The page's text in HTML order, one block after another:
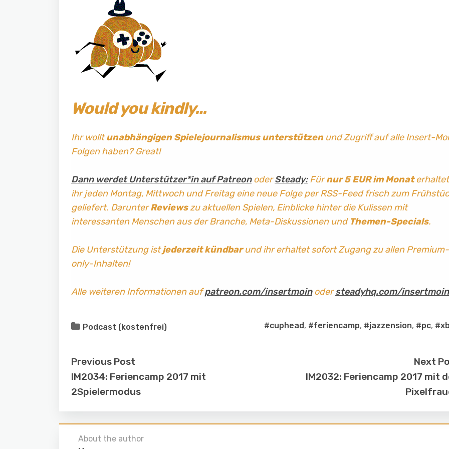
Would you kindly…
Ihr wolltunabhängigen Spielejournalismus unterstützenund Zugriff auf alle Insert-
Folgen haben? Great!
Dann werdet Unterstützer*in auf PatreonoderSteady:Fürnur 5 EUR im Monaterhaltet
ihr jeden Montag, Mittwoch und Freitag eine neue Folge per RSS-Feed frisch zum
geliefert. DarunterReviewszu aktuellen Spielen, Einblicke hinter die Kulissen mit
interessanten Menschen aus der Branche, Meta-Diskussionen und Themen-Specials.
Die Unterstützung istjederzeit kündbarund ihr erhaltet sofort Zugang zu allen Premium-
only-Inhalten!
Alle weiteren Informationen aufpatreon.com/insertmoinodersteadyhq.com/insertmoin
Podcast (kostenfrei) #cuphead, #feriencamp, #jazzension, #pc,
Previous Post
IM2034: Feriencamp 2017 mit
2Spielermodus
Next
IM2032: Feriencamp 2017 mit
About the author